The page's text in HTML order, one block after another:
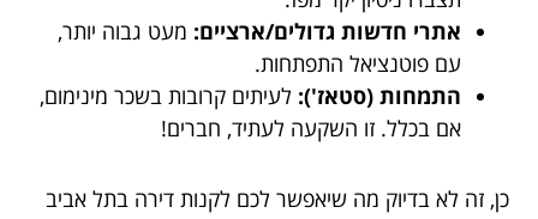
אתרי חדשות גדולים/ארציים: מעט גבוה יותר,
עם פוטנציאל התפתחות.
התמחות (סטאז'): לעיתים קרובות בשכר מינימום,
אם בכלל. זו השקעה לעתיד, חברים!
כן, זה לא בדיוק מה שיאפשר לכם לקנות דירה בתל אביב